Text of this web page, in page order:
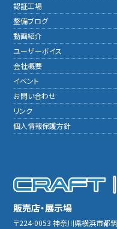
認証工場
整備ブログ
動画紹介
ユーザーボイス
会社概要
イベント
お問い合わせ
リンク
個人情報保護方針
販売店・展示場
〒224-0053神奈川県横浜市都